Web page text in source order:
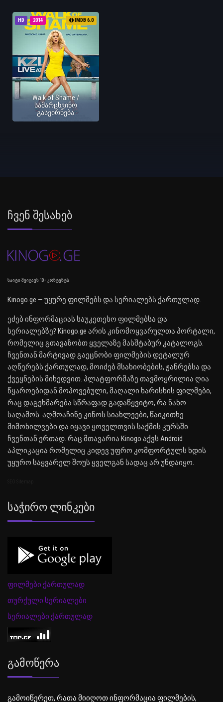
HD 2014 IMDB 6.0
Walk of Shame /
სამარცხვინო
გასეირნება
Ჩვენ Შესახებ
საიტი შეიცავს 18+ კონტენტს
Kinogo.ge — უყურე ფილმებს და სერიალებს ქართულად.
ეძებ ინფორმაციას საუკეთესო ფილმებსა და
სერიალებზე? Kinogo.ge არის კინომოყვარულთა პორტალი,
რომელიც გთავაზობთ ყველაზე მასშტაბურ კატალოგს.
ჩვენთან მარტივად გაეცნობი ფილმების დეტალურ
აღწერებს ქართულად, მოიძებ მსახიობების, ჟანრებსა და
ქვეყნების მიხედვით. პლატფორმაზე თავმოყრილია ღია
წყაროებიდან მოპოვებული, მაღალი ხარისხის ფილმები,
რაც დაგეხმარება სწრაფად გადაწყვიტო, რა ნახო
საღამოს. აღმოაჩინე კინოს სიახლეები, წაიკითხე
მიმოხილვები და იყავი ყოველთვის საქმის კურსში
ჩვენთან ერთად. რაც მთავარია Kinogo აქვს Android
აპლიკაცია რომელიც კიდევ უფრო კომფორტულს ხდის
უყურო საყვარელ შოუს ყველგან სადაც არ უნდაიყო.
Საჭირო Ლინკები
ფილმები ქართულად
თურქული სერიალები
სერიალები ქართულად
Გამოწერა
გამოიწერეთ, რათა მიიღოთ ინფორმაცია ფილმების,